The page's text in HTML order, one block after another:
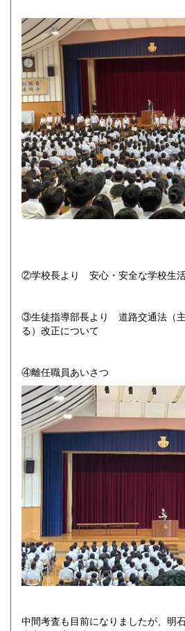
②学校長より 安心・安全な学校生
③生徒指導部長より 道路交通法（
る）改正について
④離任職員あいさつ
中間考査も目前になりましたが、明